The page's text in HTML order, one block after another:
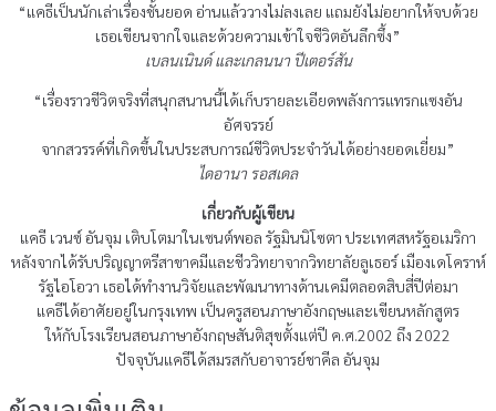
“แคธีเป็นนักเล่าเรื่องชั้นยอด อ่านแล้ววางไม่ลงเลย แถมยังไม่อยากให้จบด้วย
เธอเขียนจากใจและด้วยความเข้าใจชีวิตอันลึกซึ้ง”
เบลนเนินด์ และเกลนนา ปีเตอร์สัน
“เรื่องราวชีวิตจริงที่สนุกสนานนี้ได้เก็บรายละเอียดพลังการแทรกแซงอัน
อัศจรรย์
จากสวรรค์ที่เกิดขึ้นในประสบการณ์ชีวิตประจำวันได้อย่างยอดเยี่ยม”
ไดอานา รอสเดล
เกี่ยวกับผู้เขียน
แคธี เวนซ์ อันจุม เติบโตมาในเซนต์พอล รัฐมินนิโซตา ประเทศสหรัฐอเมริกา
หลังจากได้รับปริญญาตรีสาขาคมีและชีววิทยาจากวิทยาลัยลูเธอร์ เมืองเดโคราห์
รัฐไอโอวา เธอได้ทำงานวิจัยและพัฒนาทางด้านเคมีตลอดสิบสี่ปีต่อมา
แคธีได้อาศัยอยู่ในกรุงเทพ เป็นครูสอนภาษาอังกฤษและเขียนหลักสูตร
ให้กับโรงเรียนสอนภาษาอังกฤษสันติสุขตั้งแต่ปี ค.ศ.2002 ถึง 2022
ปัจจุบันแคธีได้สมรสกับอาจารย์ชาคีล อันจุม